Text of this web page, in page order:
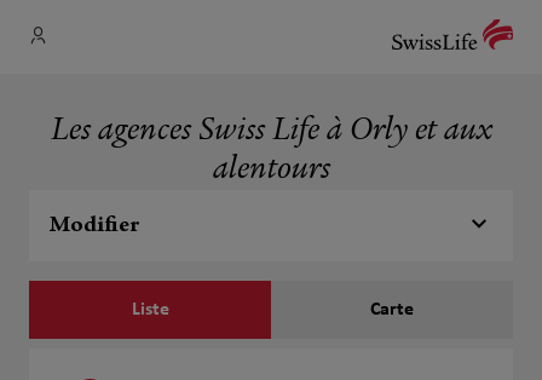
Les agences Swiss Life à Orly et aux
alentours
Modifier
Liste Carte